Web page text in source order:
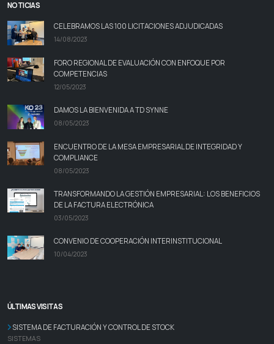
NOTICIAS
CELEBRAMOS LAS 100 LICITACIONES ADJUDICADAS
14/08/2023
FORO REGIONAL DE EVALUACIÓN CON ENFOQUE POR
COMPETENCIAS
12/05/2023
DAMOS LA BIENVENIDA A TD SYNNE
08/05/2023
ENCUENTRO DE LA MESA EMPRESARIAL DE INTEGRIDAD Y
COMPLIANCE
08/05/2023
TRANSFORMANDO LA GESTIÓN EMPRESARIAL: LOS BENEFICIOS
DE LA FACTURA ELECTRÓNICA
03/05/2023
CONVENIO DE COOPERACIÓN INTERINSTITUCIONAL
10/04/2023
ÚLTIMAS VISITAS
SISTEMA DE FACTURACIÓN Y CONTROL DE STOCK
SISTEMAS